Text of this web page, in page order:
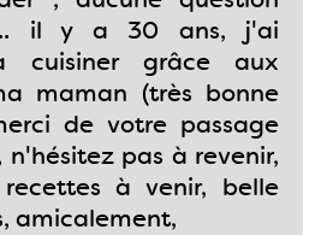
il y a 30 ans, j'ai
cuisiner grâce aux
maman (très bonne
de votre passage
n'hésitez pas à revenir,
à venir, belle
amicalement,